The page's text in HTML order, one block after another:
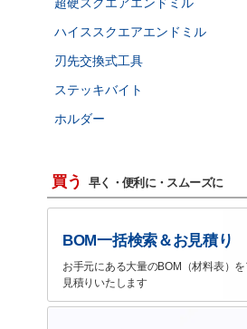
ハイススクエアエンドミル
刃先交換式工具
ステッキバイト
ホルダー
買う 早く・便利に・スムーズに
BOM一括検索＆お見積り
お手元にある大量のBOM（材料表）
見積りいたします